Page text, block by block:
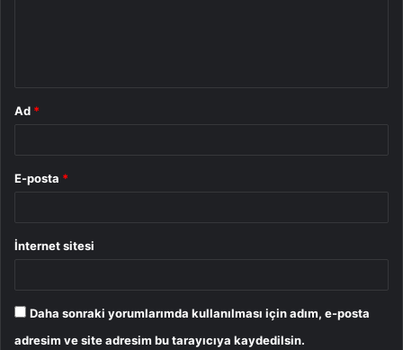
Ad *
E-posta *
İnternet sitesi
Daha sonraki yorumlarımda kullanılması için adım, e-posta
adresim ve site adresim bu tarayıcıya kaydedilsin.